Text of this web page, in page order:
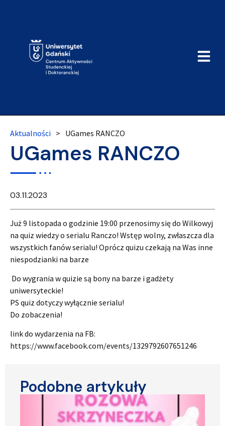
Podobne artykuły
Aktualności > UGames RANCZO
UGames RANCZO
03.11.2023
Już 9 listopada o godzinie 19:00 przenosimy się do Wilkowyj
na quiz wiedzy o serialu Ranczo! Wstęp wolny, zwłaszcza dla
wszystkich fanów serialu! Oprócz quizu czekają na Was inne
niespodzianki na barze
Do wygrania w quizie są bony na barze i gadżety
uniwersyteckie!
PS quiz dotyczy wyłącznie serialu!
Do zobaczenia!
link do wydarzenia na FB:
https://www.facebook.com/events/1329792607651246